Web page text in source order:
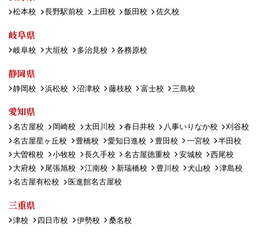
松本校 長野駅前校 上田校 飯田校 佐久校
岐阜県
岐阜校 大垣校 多治見校 各務原校
静岡県
静岡校 浜松校 沼津校 藤枝校 富士校 三島校
愛知県
名古屋校 岡崎校 太田川校 春日井校 八事いりなか校
刈谷校
名古屋星ヶ丘校
豊橋校 愛知日進校 豊田校 一宮校
半田校
大曽根校
小牧校 長久手校 名古屋徳重校 安城校
西尾校
大府校
尾張旭校 江南校 新瑞橋校 豊川校 犬山校
津島校
名古屋有松校
医進館名古屋校
三重県
津校 四日市校 伊勢校 桑名校